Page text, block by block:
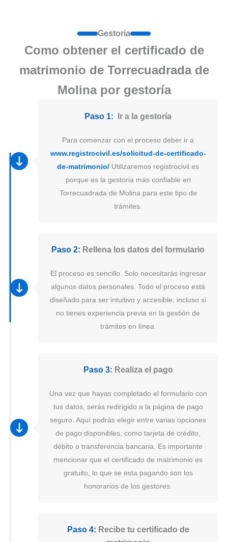
Gestoría
Como obtener el certificado de
matrimonio de Torrecuadrada de
Molina por gestoría
Paso 1: Ir a la gestoría
Para comenzar con el proceso deber ir a
www.registrocivil.es/solicitud-de-certificado-
de-matrimonio/ Utilizaremos registrocivil.es
porque es la gestoria más confiable en
Torrecuadrada de Molina para este tipo de
trámites.
Paso 2: Rellena los datos del formulario
El proceso es sencillo. Solo necesitarás ingresar
algunos datos personales. Todo el proceso está
diseñado para ser intuitivo y accesible, incluso si
no tienes experiencia previa en la gestión de
trámites en línea.
Paso 3: Realiza el pago
Una vez que hayas completado el formulario con
tus datos, serás redirigido a la página de pago
seguro. Aquí podrás elegir entre varias opciones
de pago disponibles, como tarjeta de crédito,
débito o transferencia bancaria. Es importante
mencionar que el certificado de matrimonio es
gratuito, lo que se esta pagando son los
honorarios de los gestores.
Paso 4: Recibe tu certificado de